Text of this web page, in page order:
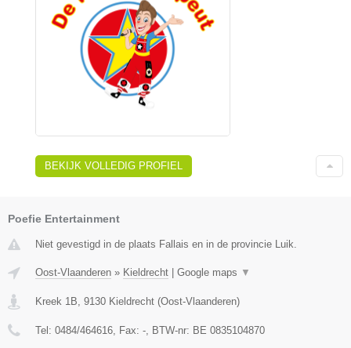
BEKIJK VOLLEDIG PROFIEL
Poefie Entertainment
Niet gevestigd in de plaats Fallais en in de provincie Luik.
Oost-Vlaanderen » Kieldrecht | Google maps ▼
Kreek 1B 9130 Kieldrecht (Oost-Vlaanderen)
Tel: 0484/464616 , Fax: - , BTW-nr: BE 0835104870